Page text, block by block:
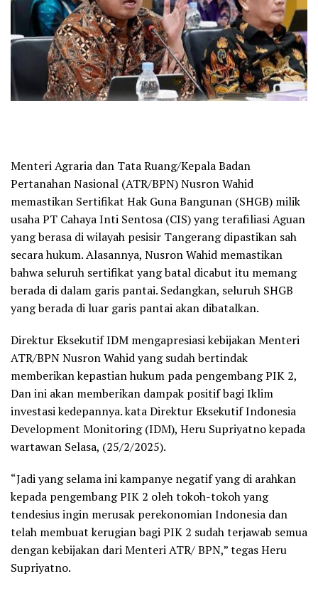
Menteri Agraria dan Tata Ruang/Kepala Badan
Pertanahan Nasional (ATR/BPN) Nusron Wahid
memastikan Sertifikat Hak Guna Bangunan (SHGB) milik
usaha PT Cahaya Inti Sentosa (CIS) yang terafiliasi Aguan
yang berasa di wilayah pesisir Tangerang dipastikan sah
secara hukum. Alasannya, Nusron Wahid memastikan
bahwa seluruh sertifikat yang batal dicabut itu memang
berada di dalam garis pantai. Sedangkan, seluruh SHGB
yang berada di luar garis pantai akan dibatalkan.
Direktur Eksekutif IDM mengapresiasi kebijakan Menteri
ATR/BPN Nusron Wahid yang sudah bertindak
memberikan kepastian hukum pada pengembang PIK 2,
Dan ini akan memberikan dampak positif bagi Iklim
investasi kedepannya. kata Direktur Eksekutif Indonesia
Development Monitoring (IDM), Heru Supriyatno kepada
wartawan Selasa, (25/2/2025).
“Jadi yang selama ini kampanye negatif yang di arahkan
kepada pengembang PIK 2 oleh tokoh-tokoh yang
tendesius ingin merusak perekonomian Indonesia dan
telah membuat kerugian bagi PIK 2 sudah terjawab semua
dengan kebijakan dari Menteri ATR/ BPN,” tegas Heru
Supriyatno.